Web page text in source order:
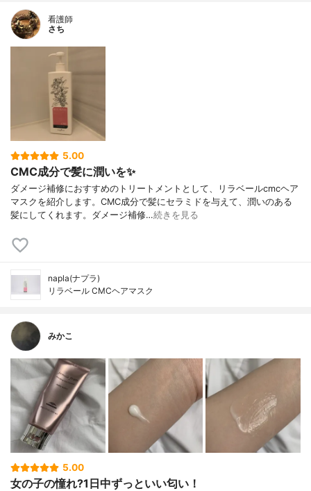
看護師
さち
5.00
CMC成分で髪に潤いを✨
ダメージ補修におすすめのトリートメントとして、リラベールcmcヘア
マスクを紹介します。CMC成分で髪にセラミドを与えて、潤いのある
髪にしてくれます。ダメージ補修…続きを見る
napla(ナプラ)
リラベール CMCヘアマスク
みかこ
5.00
女の子の憧れ?1日中ずっといい匂い！